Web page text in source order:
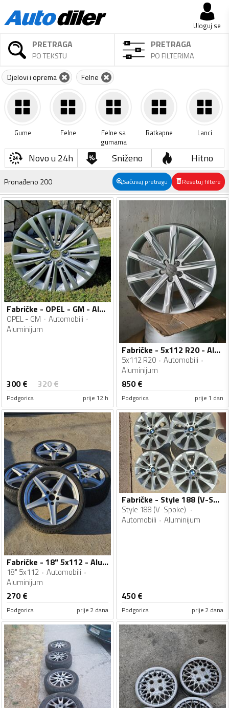
Uloguj se
PRETRAGA
PO TEKSTU
PRETRAGA
PO FILTERIMA
Djelovi i oprema Felne
Gume Felne
Felne sa
gumama
Ratkapne Lanci
Novo u 24h Sniženo Hitno
Pronađeno 200 Sačuvaj pretragu Resetuj filtere
Fabričke - OPEL - GM - Aluminijum felne
OPEL - GM
Automobili
Aluminijum
300€ 320€
Podgorica prije 12 h
Fabričke - 5x112 R20 - Aluminijum felne
5x112 R20
Automobili
Aluminijum
850€
Podgorica prije 1 dan
Fabričke - 18" 5x112 - Aluminijum felne
18" 5x112
Automobili
Aluminijum
270€
Podgorica prije 2 dana
Fabričke - Style 188 (V-Spoke) - Aluminijum felne
Style 188 (V-Spoke)
Automobili
Aluminijum
450€
Podgorica prije 2 dana